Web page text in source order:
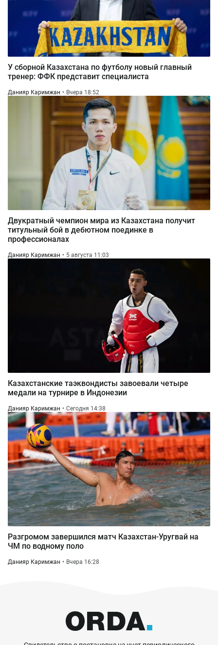
У сборной Казахстана по футболу новый главный
тренер: ФФК представит специалиста
Данияр Каримжан Вчера 18:52
Двукратный чемпион мира из Казахстана получит
титульный бой в дебютном поединке в
профессионалах
Данияр Каримжан 5 августа 11:03
Казахстанские таэквондисты завоевали четыре
медали на турнире в Индонезии
Данияр Каримжан Сегодня 14:38
Разгромом завершился матч Казахстан-Уругвай на
ЧМ по водному поло
Данияр Каримжан Вчера 16:28